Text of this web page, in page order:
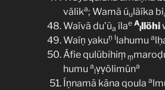
välika; Wamã úulãíka bi
Waívā du’ũa ílae A
lllöhi
Waíṇ yakuṇ llahumu a
Áfie qulūbihiṃ ṃ
humu a
lṿṿölimūna
Íṇnamā kāna qoula a